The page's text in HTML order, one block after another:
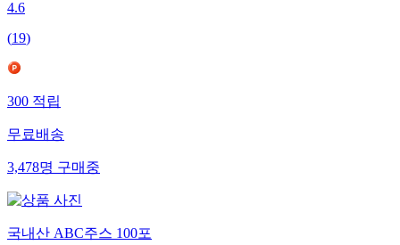
4.6
(19)
300 적립
무료배송
3,478명 구매중
국내산 ABC주스 100포